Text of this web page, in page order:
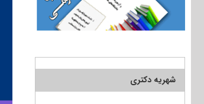
شهریه دکتری